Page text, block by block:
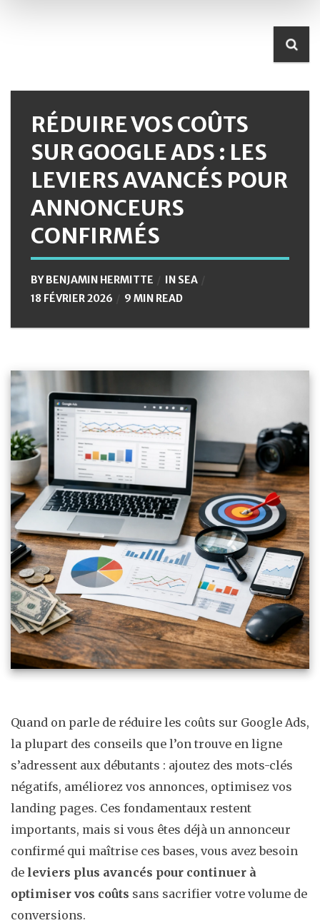
RÉDUIRE VOS COÛTS
SUR GOOGLE ADS : LES
LEVIERS AVANCÉS POUR
ANNONCEURS
CONFIRMÉS
BYBENJAMIN HERMITTE IN SEA
18 FÉVRIER 2026
9 MIN READ
Quand on parle de réduire les coûts sur Google Ads,
la plupart des conseils que l’on trouve en ligne
s’adressent aux débutants : ajoutez des mots-clés
négatifs, améliorez vos annonces, optimisez vos
landing pages. Ces fondamentaux restent
importants, mais si vous êtes déjà un annonceur
confirmé qui maîtrise ces bases, vous avez besoin
de leviers plus avancés pour continuer à
optimiser vos coûts sans sacrifier votre volume de
conversions.